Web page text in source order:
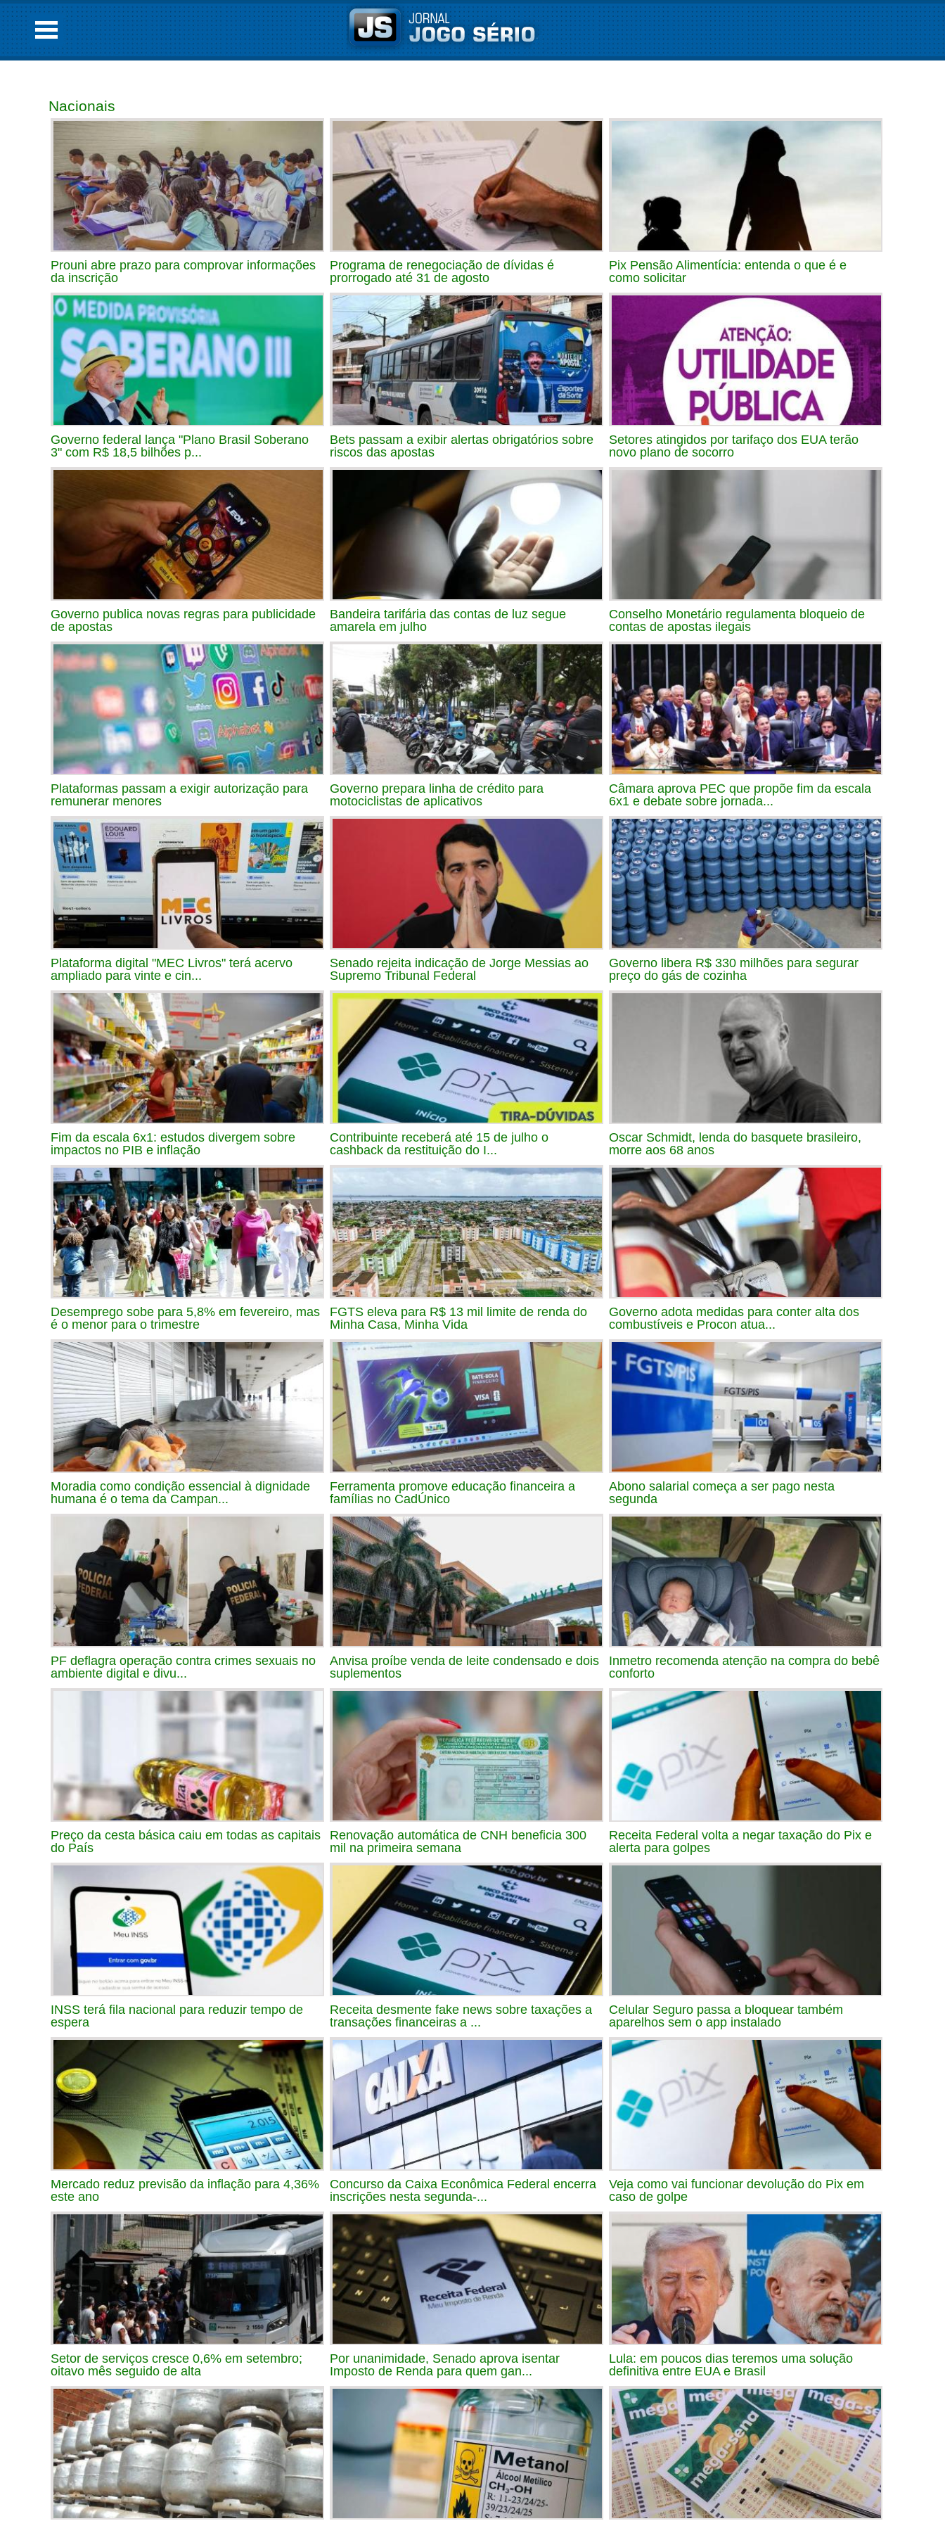
Nacionais
Prouni abre prazo para comprovar informações
da inscrição
Programa de renegociação de dívidas é
prorrogado até 31 de agosto
Pix Pensão Alimentícia: entenda o que é e
como solicitar
Governo federal lança "Plano Brasil Soberano
3" com R$ 18,5 bilhões p...
Bets passam a exibir alertas obrigatórios sobre
riscos das apostas
Setores atingidos por tarifaço dos EUA terão
novo plano de socorro
Governo publica novas regras para publicidade
de apostas
Bandeira tarifária das contas de luz segue
amarela em julho
Conselho Monetário regulamenta bloqueio de
contas de apostas ilegais
Plataformas passam a exigir autorização para
remunerar menores
Governo prepara linha de crédito para
motociclistas de aplicativos
Câmara aprova PEC que propõe fim da escala
6x1 e debate sobre jornada...
Plataforma digital "MEC Livros" terá acervo
ampliado para vinte e cin...
Senado rejeita indicação de Jorge Messias ao
Supremo Tribunal Federal
Governo libera R$ 330 milhões para segurar
preço do gás de cozinha
Fim da escala 6x1: estudos divergem sobre
impactos no PIB e inflação
Contribuinte receberá até 15 de julho o
cashback da restituição do I...
Oscar Schmidt, lenda do basquete brasileiro,
morre aos 68 anos
Desemprego sobe para 5,8% em fevereiro, mas
é o menor para o trimestre
FGTS eleva para R$ 13 mil limite de renda do
Minha Casa, Minha Vida
Governo adota medidas para conter alta dos
combustíveis e Procon atua...
Moradia como condição essencial à dignidade
humana é o tema da Campan...
Ferramenta promove educação financeira a
famílias no CadÚnico
Abono salarial começa a ser pago nesta
segunda
PF deflagra operação contra crimes sexuais no
ambiente digital e divu...
Anvisa proíbe venda de leite condensado e dois
suplementos
Inmetro recomenda atenção na compra do bebê
conforto
Preço da cesta básica caiu em todas as capitais
do País
Renovação automática de CNH beneficia 300
mil na primeira semana
Receita Federal volta a negar taxação do Pix e
alerta para golpes
INSS terá fila nacional para reduzir tempo de
espera
Receita desmente fake news sobre taxações a
transações financeiras a ...
Celular Seguro passa a bloquear também
aparelhos sem o app instalado
Mercado reduz previsão da inflação para 4,36%
este ano
Concurso da Caixa Econômica Federal encerra
inscrições nesta segunda-...
Veja como vai funcionar devolução do Pix em
caso de golpe
Setor de serviços cresce 0,6% em setembro;
oitavo mês seguido de alta
Por unanimidade, Senado aprova isentar
Imposto de Renda para quem gan...
Lula: em poucos dias teremos uma solução
definitiva entre EUA e Brasil